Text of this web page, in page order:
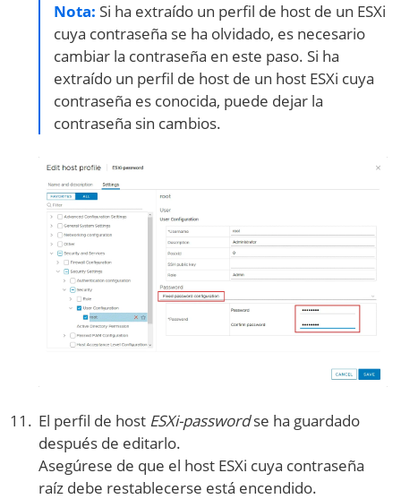
Nota: Si ha extraído un perfil de host de un ESXi
cuya contraseña se ha olvidado, es necesario
cambiar la contraseña en este paso. Si ha
extraído un perfil de host de un host ESXi cuya
contraseña es conocida, puede dejar la
contraseña sin cambios.
El perfil de host ESXi-passwordse ha guardado
después de editarlo.
Asegúrese de que el host ESXi cuya contraseña
raíz debe restablecerse está encendido.